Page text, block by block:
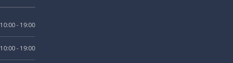
10:00 - 19:00
10:00 - 19:00